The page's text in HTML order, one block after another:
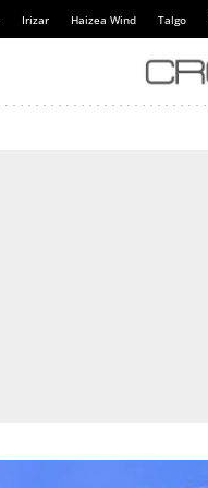
Irizar Haizea Wind Talgo